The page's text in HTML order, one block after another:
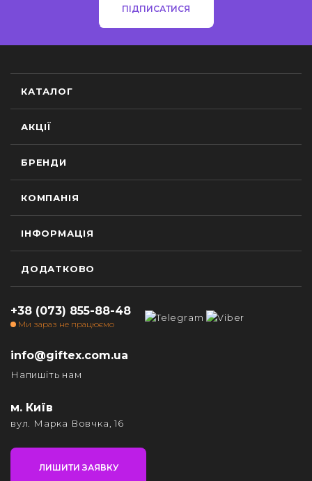
ПІДПИСАТИСЯ
КАТАЛОГ
АКЦІЇ
БРЕНДИ
КОМПАНІЯ
ІНФОРМАЦІЯ
ДОДАТКОВО
+38 (073) 855-88-48
Ми зараз не працюємо
info@giftex.com.ua
Напишіть нам
м. Київ
вул. Марка Вовчка, 16
ЛИШИТИ ЗАЯВКУ